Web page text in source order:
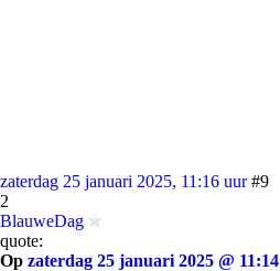
zaterdag 25 januari 2025, 11:16 uur #9
2
BlauweDag
quote:
Op zaterdag 25 januari 2025 @ 11:14